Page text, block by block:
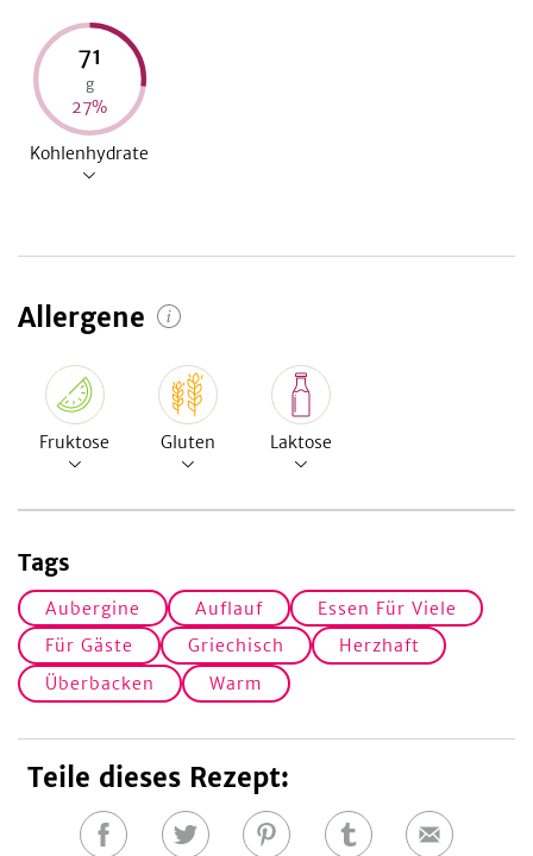
71
g
27%
Kohlenhydrate
Allergene
Fruktose Gluten Laktose
Tags
Aubergine Auflauf
Essen Für Viele
Für Gäste
Griechisch
Herzhaft
Überbacken
Warm
Teile dieses Rezept:
Auf
Auf
Auf
Auf
E-